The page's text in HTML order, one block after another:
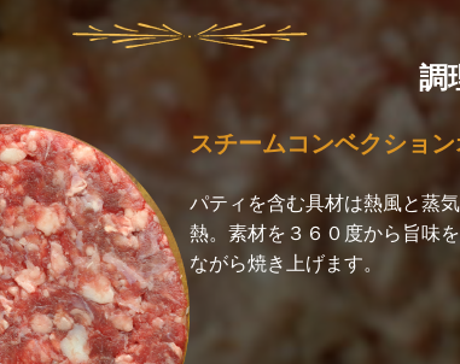
調
スチームコンベクショ
パティを含む具材は熱風と蒸
熱。素材を３６０度から旨味
ながら焼き上げます。